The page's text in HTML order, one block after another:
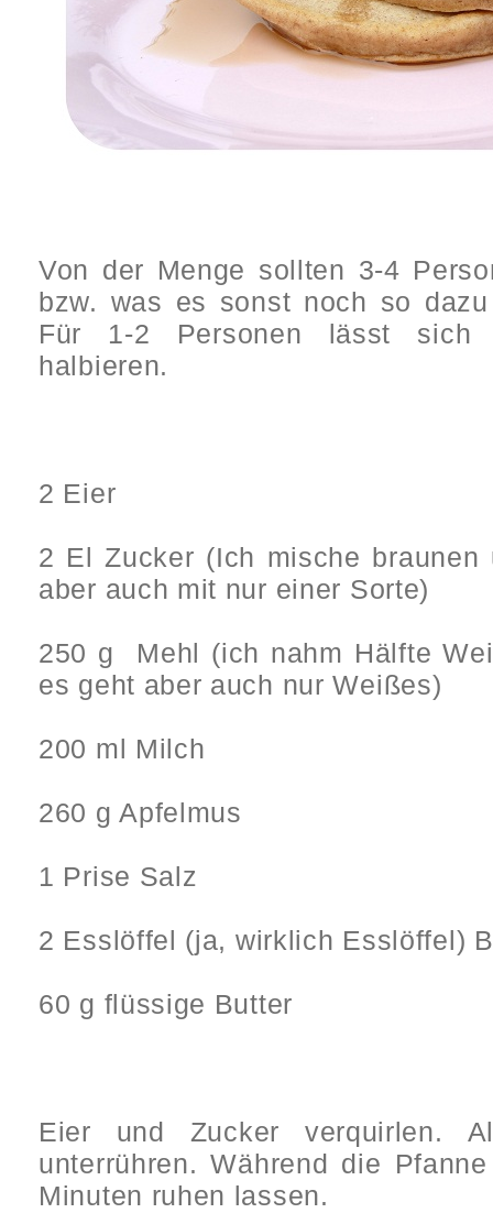
Von der Menge sollten 3-4
bzw. was es sonst noch so
Für 1-2 Personen lässt sich
halbieren.
2 Eier
2 El Zucker (Ich mische
aber auch mit nur einer Sorte)
250 g
Mehl (ich nahm Hälfte
es geht aber auch nur Weißes)
200 ml Milch
260 g Apfelmus
1 Prise Salz
2 Esslöffel (ja, wirklich Esslöffel)
60 g flüssige Butter
Eier und Zucker verquirlen.
unterrühren. Während die
Minuten ruhen lassen.